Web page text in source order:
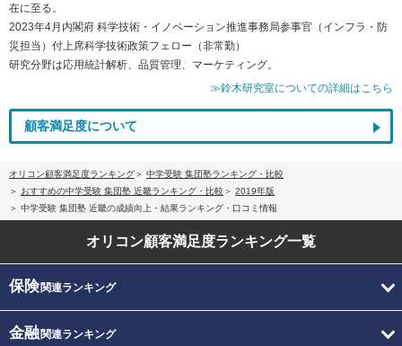
在に至る。
2023年4月内閣府 科学技術・イノベーション推進事務局参事官（インフラ・防
災担当）付上席科学技術政策フェロー（非常勤）
研究分野は応用統計解析、品質管理、マーケティング。
≫鈴木研究室についての詳細はこちら
顧客満足度について
オリコン顧客満足度ランキング
中学受験 集団塾ランキング・比較
おすすめの中学受験 集団塾 近畿ランキング・比較
2019年版
中学受験 集団塾 近畿の成績向上・結果ランキング・口コミ情報
オリコン顧客満足度ランキング一覧
保険関連ランキング
金融関連ランキング